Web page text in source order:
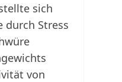
sich
durch Stress
von